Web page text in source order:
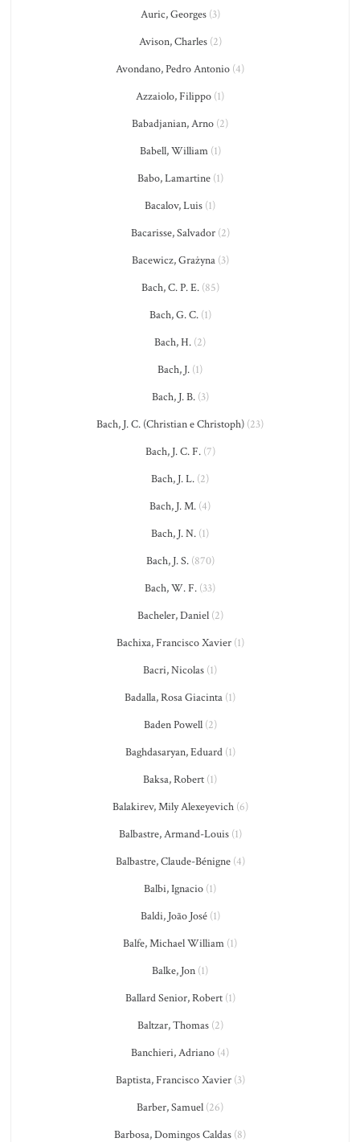
Auric, Georges(3)
Avison, Charles(2)
Avondano, Pedro Antonio (4)
Azzaiolo, Filippo (1)
Babadjanian, Arno (2)
Babell, William(1)
Babo, Lamartine(1)
Bacalov, Luis (1)
Bacarisse, Salvador(2)
Bacewicz, Grażyna(3)
Bach, C. P. E.(85)
Bach, G. C.(1)
Bach, H. (2)
Bach, J. (1)
Bach, J. B.(3)
Bach, J. C. (Christian e Christoph) (23)
Bach, J. C. F.(7)
Bach, J. L. (2)
Bach, J. M. (4)
Bach, J. N. (1)
Bach, J. S.(870)
Bach, W. F. (33)
Bacheler, Daniel(2)
Bachixa, Francisco Xavier(1)
Bacri, Nicolas (1)
Badalla, Rosa Giacinta (1)
Baden Powell(2)
Baghdasaryan, Eduard(1)
Baksa, Robert (1)
Balakirev, Mily Alexeyevich(6)
Balbastre, Armand-Louis(1)
Balbastre, Claude-Bénigne(4)
Balbi, Ignacio (1)
Baldi, João José(1)
Balfe, Michael William (1)
Balke, Jon (1)
Ballard Senior, Robert(1)
Baltzar, Thomas(2)
Banchieri, Adriano (4)
Baptista, Francisco Xavier(3)
Barber, Samuel (26)
Barbosa, Domingos Caldas (8)